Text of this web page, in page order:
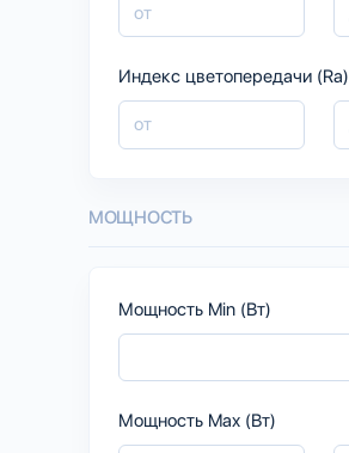
Индекс цветопередачи (Ra)
МОЩНОСТЬ
Мощность Min (Вт)
Мощность Max (Вт)